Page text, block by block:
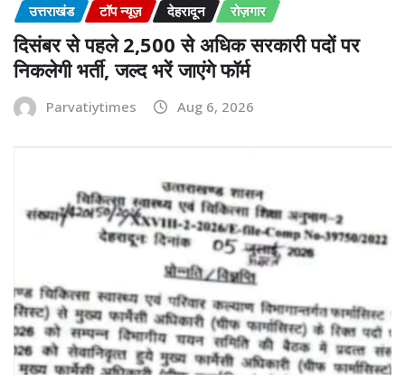
उत्तराखंड टॉप न्यूज़ देहरादून रोज़गार
दिसंबर से पहले 2,500 से अधिक सरकारी पदों पर
निकलेगी भर्ती, जल्द भरें जाएंगे फॉर्म
Parvatiytimes Aug 6, 2026